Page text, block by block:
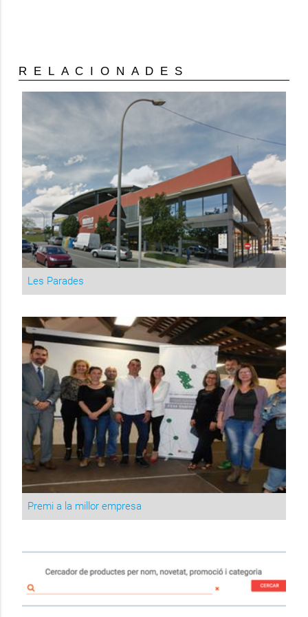
RELACIONADES
Les Parades
Premi a la millor empresa